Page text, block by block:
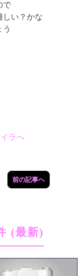
で
しい？かな
ラへ
前の記事へ
(最新)